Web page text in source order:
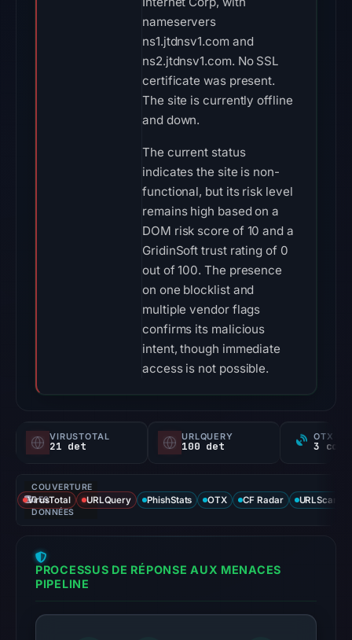
nameservers
ns1.jtdnsv1.com and
ns2.jtdnsv1.com. No SSL
certificate was present.
The site is currently offline
and down.
The current status
indicates the site is non-
functional, but its risk level
remains high based on a
DOM risk score of 10 and a
GridinSoft trust rating of 0
out of 100. The presence
on one blocklist and
multiple vendor flags
confirms its malicious
intent, though immediate
access is not possible.
VIRUSTOTAL
21 det
URLQUERY
100 det
OTX
COUVERTURE
DES
DONNÉES
VirusTotal URLQuery PhishStats OTX CF Radar URLScan
PROCESSUS DE RÉPONSE AUX MENACES
PIPELINE